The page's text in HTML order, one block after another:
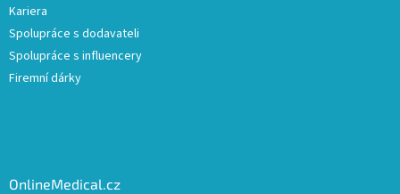
Kariera
Spolupráce s dodavateli
Spolupráce s influencery
Firemní dárky
OnlineMedical.cz